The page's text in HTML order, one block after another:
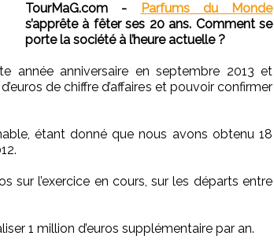
TourMaG.com -
Parfums du Monde
s’apprête à fêter ses 20 ans. Comment se
porte la société à l’heure actuelle ?
année anniversaire en septembre 2013 et
de chiffre d’affaires et pouvoir confirmer
étant donné que nous avons obtenu 18
sur l’exercice en cours, sur les départs entre
1 million d’euros supplémentaire par an.